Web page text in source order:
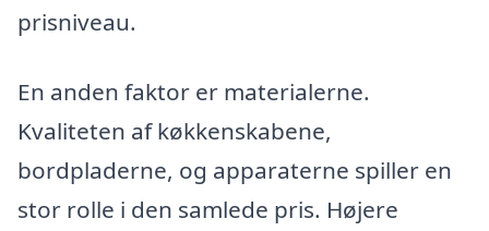
prisniveau.
En anden faktor er materialerne.
Kvaliteten af køkkenskabene,
bordpladerne, og apparaterne spiller en
stor rolle i den samlede pris. Højere